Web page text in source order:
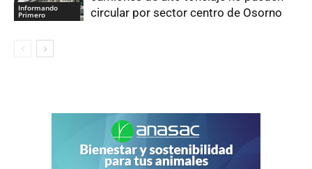
Informando
Primero
circular por sector centro de Osorno